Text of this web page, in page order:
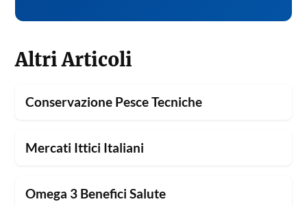
Altri Articoli
Conservazione Pesce Tecniche
Mercati Ittici Italiani
Omega 3 Benefici Salute